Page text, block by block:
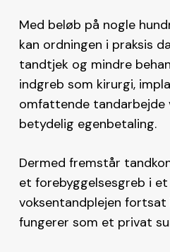
Med beløb på nogle
kan ordningen i praksis
tandtjek og mindre
indgreb som kirurgi,
omfattende
betydelig egenbetaling.
Dermed fremstår
et forebyggelsesgreb i
voksentandplejen
fungerer som et privat